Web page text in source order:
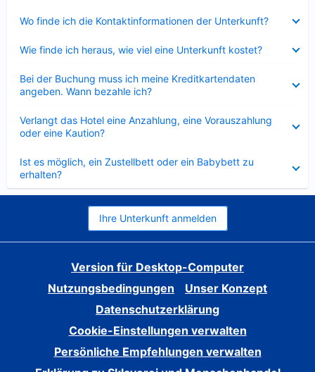
Wo finde ich die Kontaktinformationen der Unterkunft?
Wie finde ich heraus, wie viel eine Unterkunft kostet?
Bei der Buchung muss ich meine Kreditkartendaten
angeben. Wann bezahle ich?
Verlangt das Hotel eine Anzahlung, eine Vorauszahlung
oder eine Kaution?
Ist es möglich, ein Zustellbett oder ein Babybett zu
erhalten?
Ihre Unterkunft anmelden
Version für Desktop-Computer
Nutzungsbedingungen
Unser Konzept
Datenschutzerklärung
Cookie-Einstellungen verwalten
Persönliche Empfehlungen verwalten